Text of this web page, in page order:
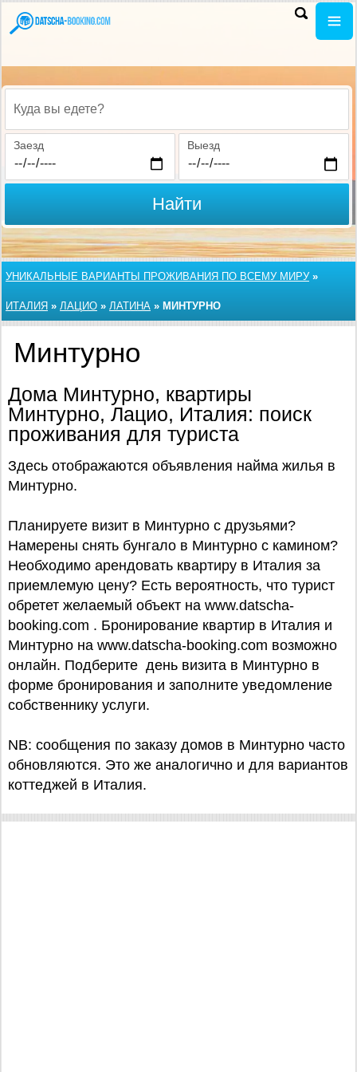
Куда вы едете?
Заезд Выезд
Найти
УНИКАЛЬНЫЕ ВАРИАНТЫ ПРОЖИВАНИЯ ПО ВСЕМУ МИРУ»
ИТАЛИЯ » ЛАЦИО » ЛАТИНА » МИНТУРНО
Минтурно
Дома Минтурно, квартиры
Минтурно, Лацио, Италия: поиск
проживания для туриста
Здесь отображаются объявления найма жилья в
Минтурно.
Планируете визит в Минтурно с друзьями?
Намерены снять бунгало в Минтурно с камином?
Необходимо арендовать квартиру в Италия за
приемлемую цену? Есть вероятность, что турист
обретет желаемый объект на www.datscha-
booking.com . Бронирование квартир в Италия и
Минтурно на www.datscha-booking.com возможно
онлайн. Подберите день визита в Минтурно в
форме бронирования и заполните уведомление
собственнику услуги.
NB: сообщения по заказу домов в Минтурно часто
обновляются. Это же аналогично и для вариантов
коттеджей в Италия.